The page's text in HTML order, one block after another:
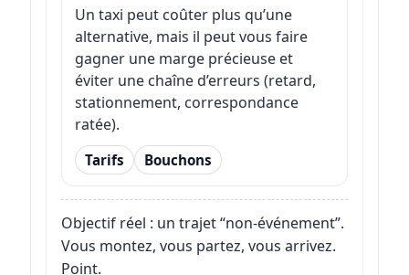
Un taxi peut coûter plus qu’une
alternative, mais il peut vous faire
gagner une marge précieuse et
éviter une chaîne d’erreurs (retard,
stationnement, correspondance
ratée).
Tarifs Bouchons
Objectif réel : un trajet “non-événement”.
Vous montez, vous partez, vous arrivez.
Point.